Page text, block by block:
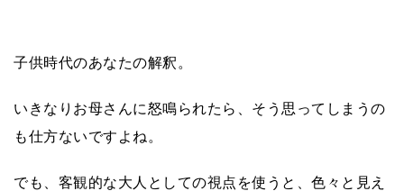
子供時代のあなたの解釈。
いきなりお母さんに怒鳴られたら、そう思ってしまうの
も仕方ないですよね。
でも、客観的な大人としての視点を使うと、色々と見え